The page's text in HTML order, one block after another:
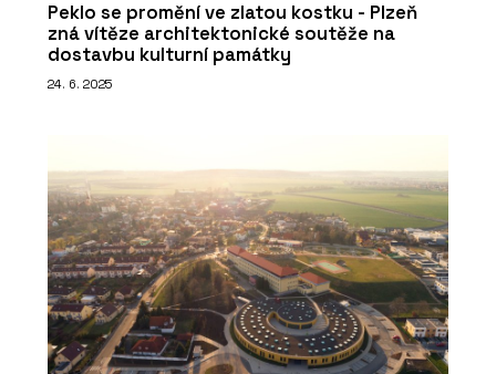
SLUŽBY
Výstava materiálů WISE HABIT -
ARCHITECT@WORK
Peklo se promění ve zlatou kostku - Plzeň
zná vítěze architektonické soutěže na
dostavbu kulturní památky
24. 6. 2025